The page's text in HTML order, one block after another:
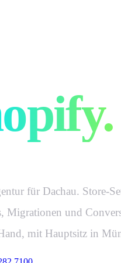
für Dachau. Store-
Migrationen und
mit Hauptsitz in